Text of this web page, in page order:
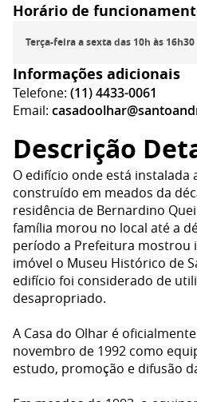
Horário de
Terça-feira a sexta das 10h às
Informações adicionais
Telefone:(11) 4433-0061
Email:
Descrição
O edifício onde está instalada
construído em meados da
residência de Bernardino
família morou no local até a
período a Prefeitura mostrou
imóvel o Museu Histórico de
edifício foi considerado de
desapropriado.
A Casa do Olhar é
novembro de 1992 como
estudo, promoção e difusão